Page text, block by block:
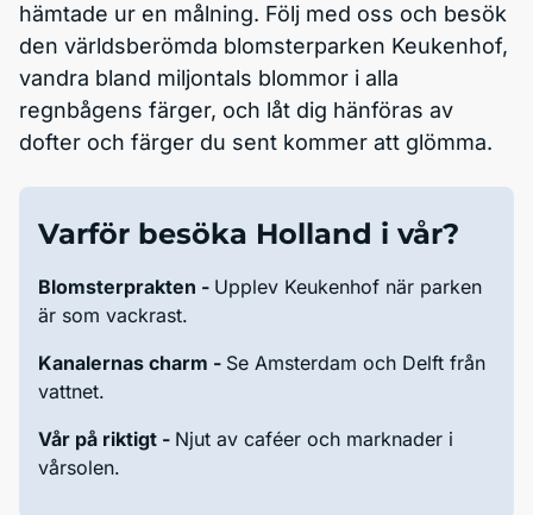
hämtade ur en målning. Följ med oss och besök
den världsberömda blomsterparken Keukenhof,
vandra bland miljontals blommor i alla
regnbågens färger, och låt dig hänföras av
dofter och färger du sent kommer att glömma.
Varför besöka Holland i vår?
Blomsterprakten - Upplev Keukenhof när parken
är som vackrast.
Kanalernas charm - Se Amsterdam och Delft från
vattnet.
Vår på riktigt - Njut av caféer och marknader i
vårsolen.